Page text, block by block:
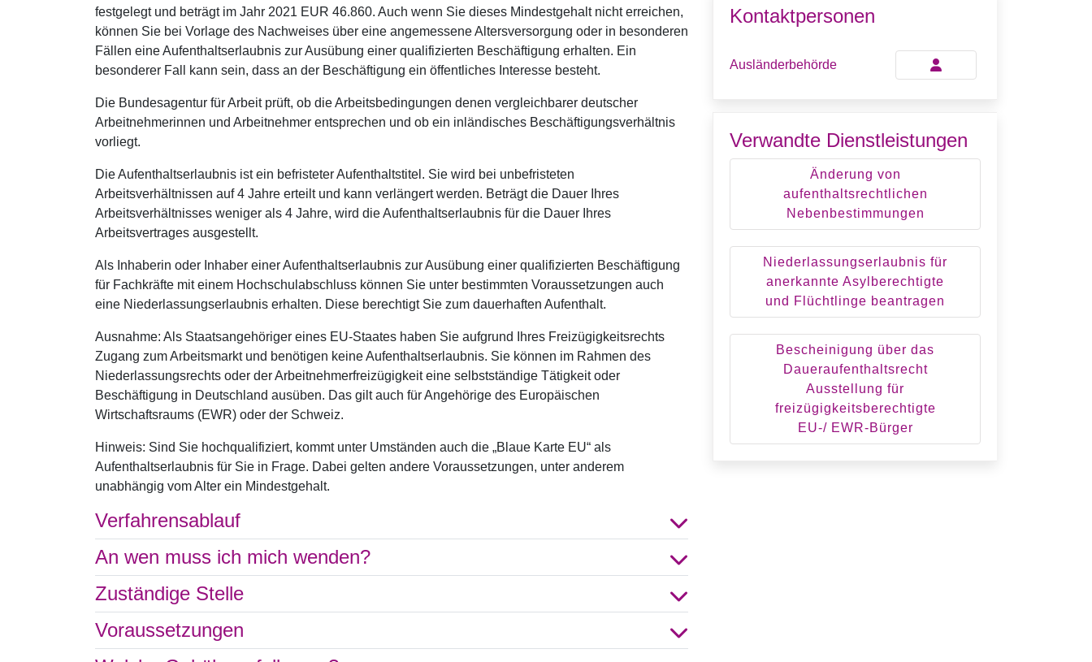
festgelegt und beträgt im Jahr 2021 EUR 46.860. Auch wenn Sie dieses Mindestgehalt nicht erreichen,
können Sie bei Vorlage des Nachweises über eine angemessene Altersversorgung oder in besonderen
Fällen eine Aufenthaltserlaubnis zur Ausübung einer qualifizierten Beschäftigung erhalten. Ein
besonderer Fall kann sein, dass an der Beschäftigung ein öffentliches Interesse besteht.
Die Bundesagentur für Arbeit prüft, ob die Arbeitsbedingungen denen vergleichbarer deutscher
Arbeitnehmerinnen und Arbeitnehmer entsprechen und ob ein inländisches Beschäftigungsverhältnis
vorliegt.
Die Aufenthaltserlaubnis ist ein befristeter Aufenthaltstitel. Sie wird bei unbefristeten
Arbeitsverhältnissen auf 4 Jahre erteilt und kann verlängert werden. Beträgt die Dauer Ihres
Arbeitsverhältnisses weniger als 4 Jahre, wird die Aufenthaltserlaubnis für die Dauer Ihres
Arbeitsvertrages ausgestellt.
Als Inhaberin oder Inhaber einer Aufenthaltserlaubnis zur Ausübung einer qualifizierten Beschäftigung
für Fachkräfte mit einem Hochschulabschluss können Sie unter bestimmten Voraussetzungen auch
eine Niederlassungserlaubnis erhalten. Diese berechtigt Sie zum dauerhaften Aufenthalt.
Ausnahme: Als Staatsangehöriger eines EU-Staates haben Sie aufgrund Ihres Freizügigkeitsrechts
Zugang zum Arbeitsmarkt und benötigen keine Aufenthaltserlaubnis. Sie können im Rahmen des
Niederlassungsrechts oder der Arbeitnehmerfreizügigkeit eine selbstständige Tätigkeit oder
Beschäftigung in Deutschland ausüben. Das gilt auch für Angehörige des Europäischen
Wirtschaftsraums (EWR) oder der Schweiz.
Hinweis: Sind Sie hochqualifiziert, kommt unter Umständen auch die „Blaue Karte EU“ als
Aufenthaltserlaubnis für Sie in Frage. Dabei gelten andere Voraussetzungen, unter anderem
unabhängig vom Alter ein Mindestgehalt.
Verfahrensablauf
An wen muss ich mich wenden?
Zuständige Stelle
Voraussetzungen
Kontaktpersonen
Ausländerbehörde
Verwandte Dienstleistungen
Änderung von
aufenthaltsrechtlichen
Nebenbestimmungen
Niederlassungserlaubnis für
anerkannte Asylberechtigte
und Flüchtlinge beantragen
Bescheinigung über das
Daueraufenthaltsrecht
Ausstellung für
freizügigkeitsberechtigte
EU-/ EWR-Bürger